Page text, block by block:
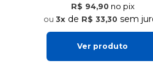
R$ 94,90 no pix
3x de R$ 33,30 sem
Ver produto